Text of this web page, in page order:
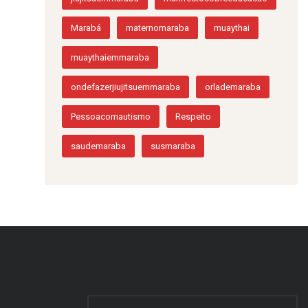
Marabá maternomaraba muaythai
muaythaiemmaraba
ondefazerjiujitsuemmaraba orlademaraba
Pessoacomautismo Respeito
saudemaraba susmaraba